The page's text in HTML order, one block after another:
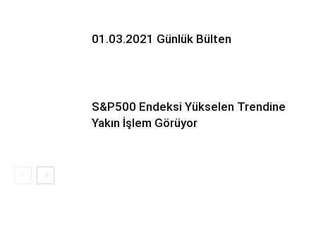
01.03.2021 Günlük Bülten
S&P500 Endeksi Yükselen Trendine
Yakın İşlem Görüyor